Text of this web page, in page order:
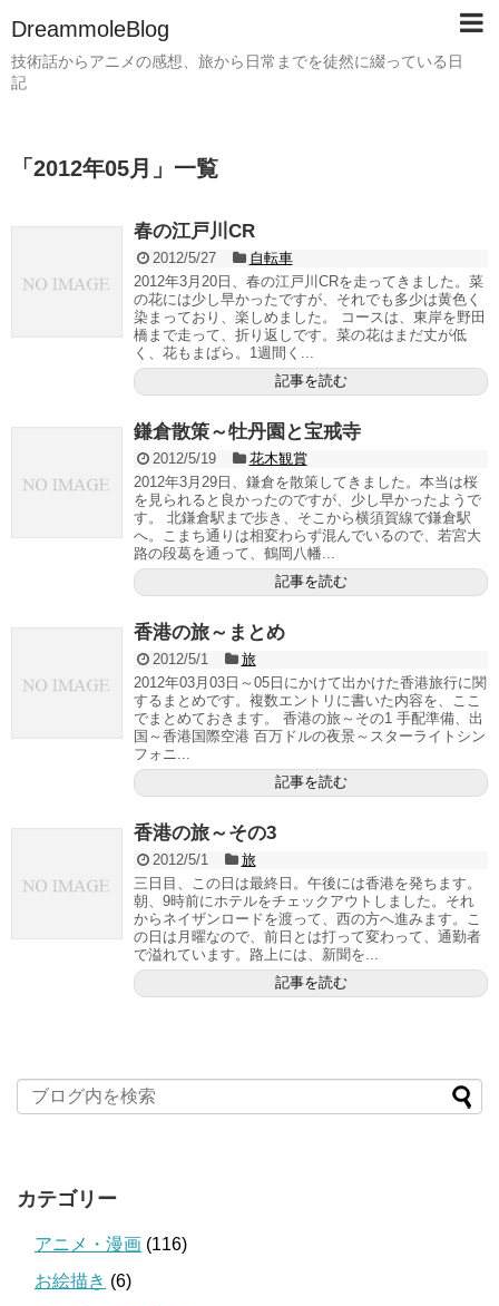
DreammoleBlog
技術話からアニメの感想、旅から日常までを徒然に綴っている日
記
「 2012年05月 」 一覧
春の江戸川CR
2012/5/27
自転車
2012年3月20日、春の江戸川CRを走ってきました。菜
の花には少し早かったですが、それでも多少は黄色く
染まっており、楽しめました。 コースは、東岸を野田
橋まで走って、折り返しです。菜の花はまだ丈が低
く、花もまばら。1週間く...
記事を読む
鎌倉散策～牡丹園と宝戒寺
2012/5/19
花木観賞
2012年3月29日、鎌倉を散策してきました。本当は桜
を見られると良かったのですが、少し早かったようで
す。 北鎌倉駅まで歩き、そこから横須賀線で鎌倉駅
へ。こまち通りは相変わらず混んでいるので、若宮大
路の段葛を通って、鶴岡八幡...
記事を読む
香港の旅～まとめ
2012/5/1
旅
2012年03月03日～05日にかけて出かけた香港旅行に関
するまとめです。複数エントリに書いた内容を、ここ
でまとめておきます。 香港の旅～その1 手配準備、出
国～香港国際空港 百万ドルの夜景～スターライトシン
フォニ...
記事を読む
香港の旅～その3
2012/5/1
旅
三日目、この日は最終日。午後には香港を発ちます。
朝、9時前にホテルをチェックアウトしました。それ
からネイザンロードを渡って、西の方へ進みます。こ
の日は月曜なので、前日とは打って変わって、通勤者
で溢れています。路上には、新聞を...
記事を読む
カテゴリー
アニメ・漫画 (116)
お絵描き (6)